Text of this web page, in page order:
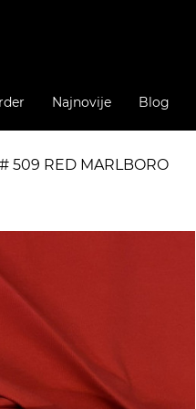
Najnovije Blog
509 RED MARLBORO